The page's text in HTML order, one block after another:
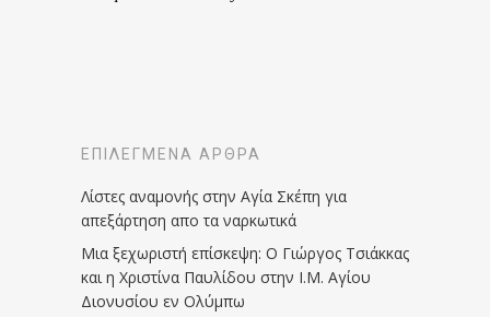
ΕΠΙΛΕΓΜΈΝΑ ΆΡΘΡΑ
Λίστες αναμονής στην Αγία Σκέπη για
απεξάρτηση απο τα ναρκωτικά
Μια ξεχωριστή επίσκεψη: Ο Γιώργος Τσιάκκας
και η Χριστίνα Παυλίδου στην Ι.Μ. Αγίου
Διονυσίου εν Ολύμπω